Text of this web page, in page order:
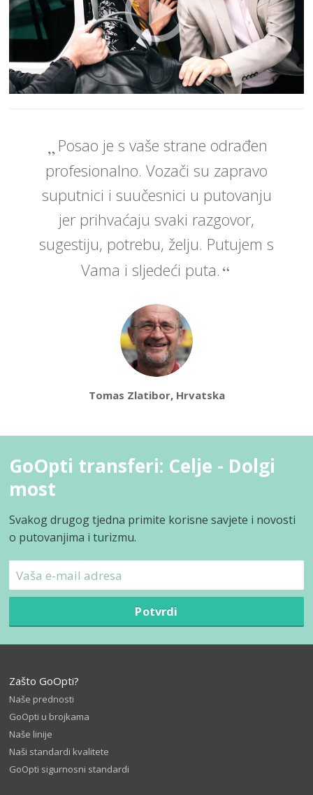
Posao je s vaše strane odrađen
profesionalno. Vozači su zapravo
suputnici i suučesnici u putovanju
jer prihvaćaju svaki razgovor,
sugestiju, potrebu, želju. Putujem s
Vama i sljedeći puta.
Tomas Zlatibor, Hrvatska
GoOpti transferi: Celje - Dolgi
most
Svakog drugog tjedna primite korisne savjete i novosti
o putovanjima i turizmu.
Potvrdi
Zašto GoOpti?
Naše prednosti
GoOpti u brojkama
Naše linije
Naši standardi kvalitete
GoOpti sigurnosni standardi